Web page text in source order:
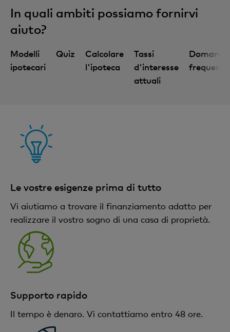
In quali ambiti possiamo fornirvi
aiuto?
Modelli
ipotecari
Quiz
Calcolare
l'ipoteca
Tassi
d'interesse
attuali
Domande
frequenti
Le vostre esigenze prima di tutto
Vi aiutiamo a trovare il finanziamento adatto per
realizzare il vostro sogno di una casa di proprietà.
Supporto rapido
Il tempo è denaro. Vi contattiamo entro 48 ore.